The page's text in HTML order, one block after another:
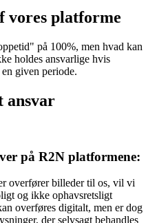
vores platforme
på 100%, men hvad kan
holdes ansvarlige hvis
given periode.
ansvar
på R2N platformene:
overfører billeder til os, vil vi
og ikke ophavsretsligt
overføres digitalt, men er dog
der selvsagt behandles